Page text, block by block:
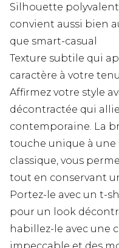
Silhouette
convient aussi bien
que smart-casual
Texture subtile qui
caractère à votre
Affirmez votre style
décontractée qui
contemporaine. La
touche unique à
classique, vous
tout en conservant
Portez-le avec un t-
pour un look
habillez-le avec une